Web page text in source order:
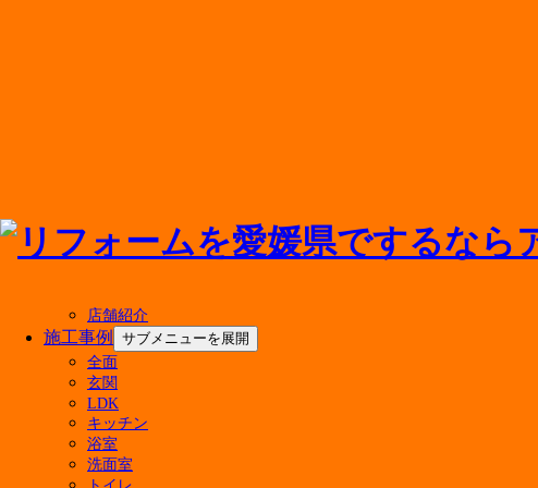
店舗紹介
施工事例
サブメニューを展開
全面
玄関
LDK
キッチン
浴室
洗面室
メニューを閉じる
最新の投稿
マンションのお風呂リフォーム費用はいくら？ユニット
500万円のリフォームで後悔しない！実現できる間取り
キッチン水栓の交換費用の相場は？種類別の価格相場や